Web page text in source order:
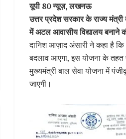
यूपी 80 न्यूज़, लखनऊ
उत्तर प्रदेश सरकार के राज्य
में अटल आवासीय विद्यालय बनाने
दानिश आज़ाद अंसारी ने कहा है कि
बदलाव आएगा, इस योजना के तहत
मुख्यमंत्री बाल सेवा योजना में
जाएगी।